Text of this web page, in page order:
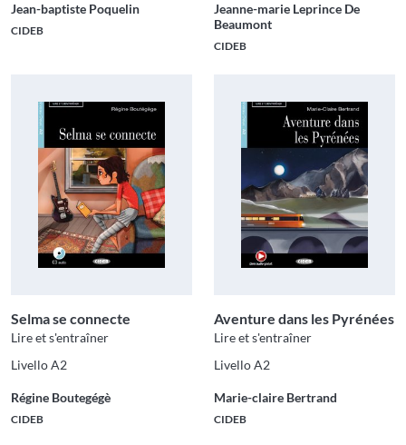
Jean-baptiste Poquelin
CIDEB
Jeanne-marie Leprince De
Beaumont
CIDEB
Selma se connecte
Lire et s'entraîner
Livello A2
Régine Boutegégè
CIDEB
Aventure dans les Pyrénées
Lire et s'entraîner
Livello A2
Marie-claire Bertrand
CIDEB